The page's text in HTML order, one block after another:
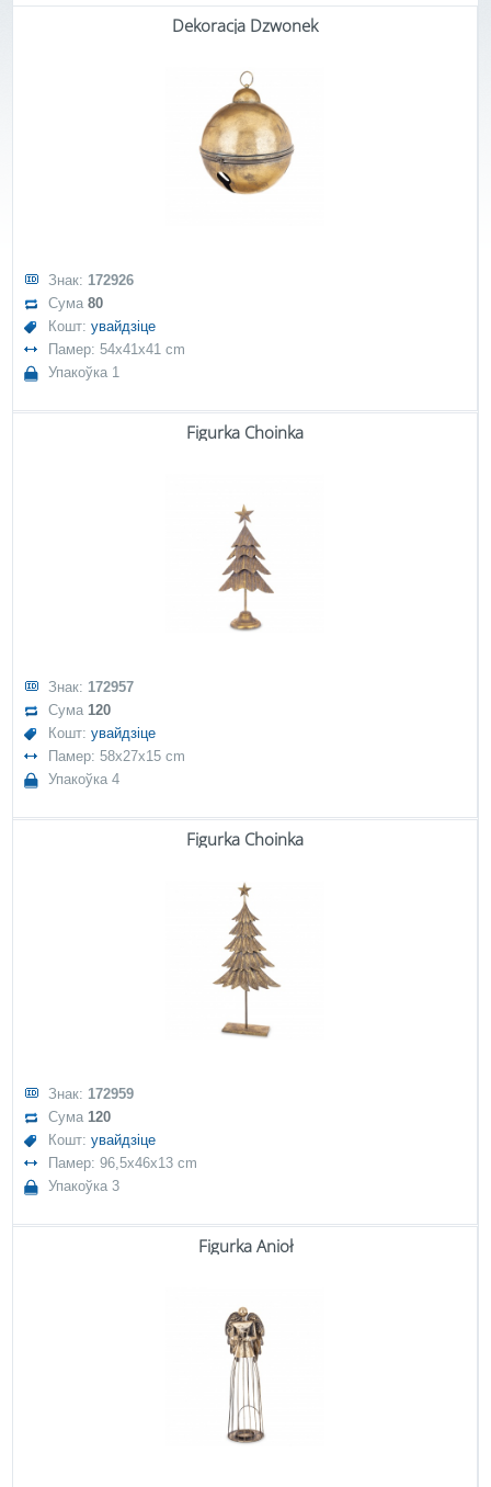
Dekoracja Dzwonek
Знак: 172926
Сума80
Кошт:увайдзіце
Памер: 54x41x41 cm
Упакоўка 1
Figurka Choinka
Знак: 172957
Сума120
Кошт:увайдзіце
Памер: 58x27x15 cm
Упакоўка 4
Figurka Choinka
Знак: 172959
Сума120
Кошт:увайдзіце
Памер: 96,5x46x13 cm
Упакоўка 3
Figurka Anioł